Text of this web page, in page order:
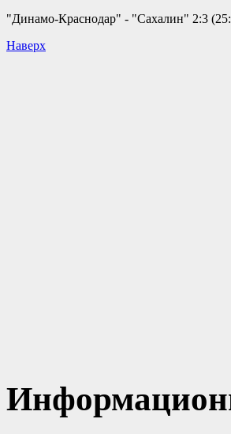
"Динамо-Краснодар" - "Сахалин" 2:3
Наверх